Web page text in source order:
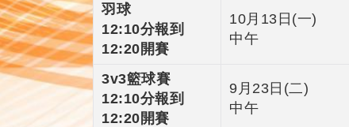
羽球
12:10分報到
12:20開賽
10月13日(一)
中午
3v3籃球賽
12:10分報到
12:20開賽
9月23日(二)
中午